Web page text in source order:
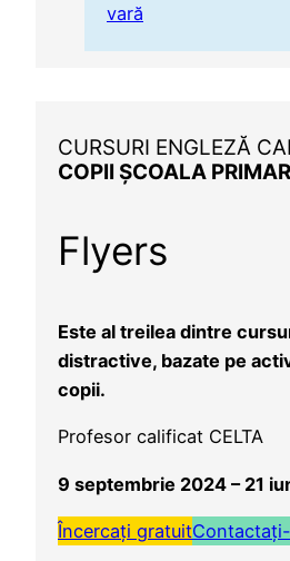
vară
CURSURI ENGLEZĂ
COPII ȘCOALA
Flyers
Este al treilea dintre
distractive, bazate pe
copii.
Profesor calificat CELTA
9 septembrie 2024 – 21
Încercați gratuit